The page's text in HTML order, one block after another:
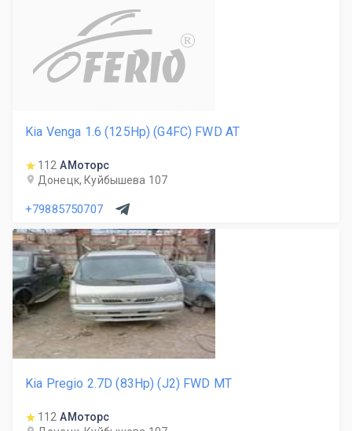
R
Kia Venga 1.6 (125Hp) (G4FC) FWD AT
112 АМоторс
Донецк, Куйбышева 107
+79885750707
Kia Pregio 2.7D (83Hp) (J2) FWD MT
112 АМоторс